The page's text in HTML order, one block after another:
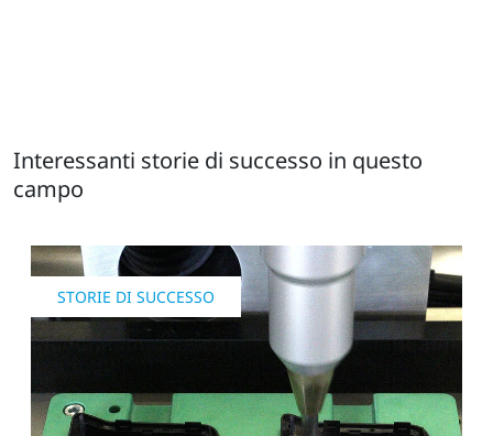
Interessanti storie di successo in questo
campo
STORIE DI SUCCESSO